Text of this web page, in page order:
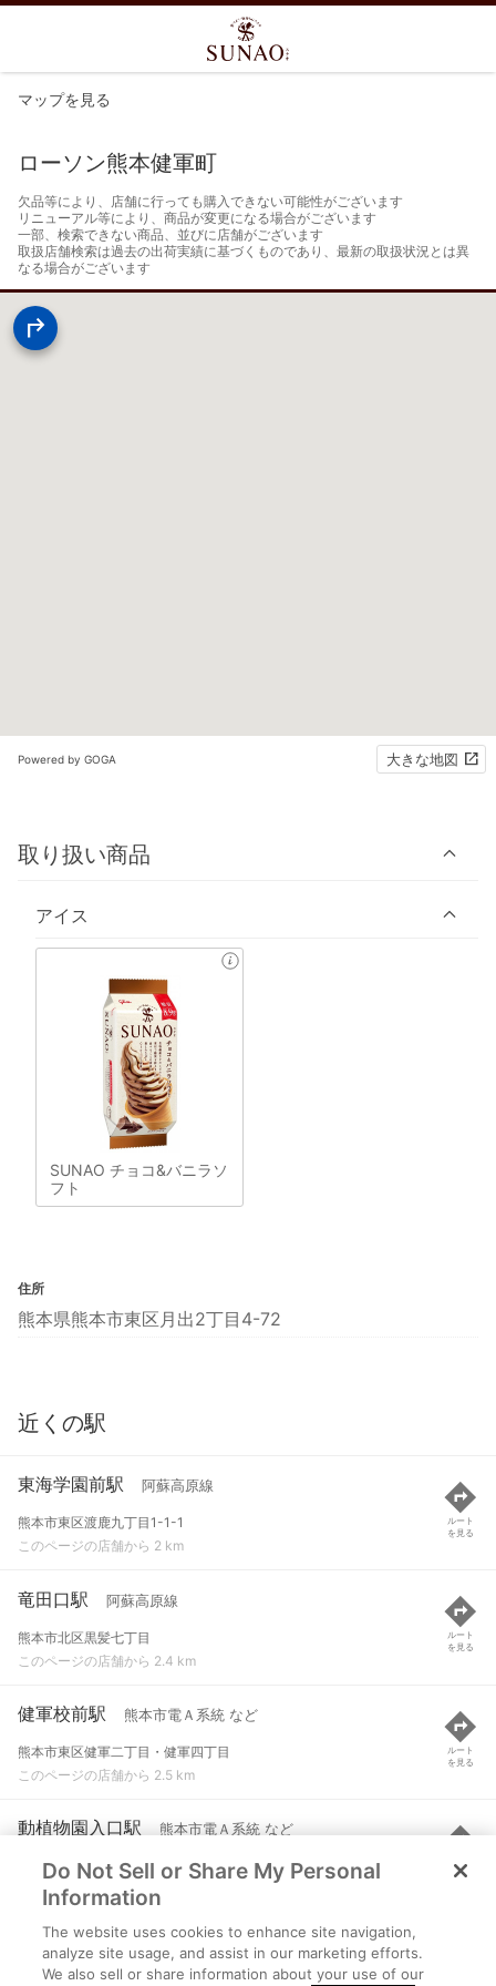
マップを見る
ローソン熊本健軍町
欠品等により、店舗に行っても購入できない可能性がございます
リニューアル等により、商品が変更になる場合がございます
一部、検索できない商品、並びに店舗がございます
取扱店舗検索は過去の出荷実績に基づくものであり、最新の取扱状況とは異
なる場合がございます
Powered by GOGA 大きな地図
取り扱い商品
アイス
SUNAO チョコ&バニラソ
フト
住所
熊本県熊本市東区月出2丁目4-72
近くの駅
東海学園前駅 阿蘇高原線
熊本市東区渡鹿九丁目1-1-1
このページの店舗から 2 km
ルート
を見る
竜田口駅 阿蘇高原線
熊本市北区黒髪七丁目
このページの店舗から 2.4 km
ルート
を見る
健軍校前駅 熊本市電Ａ系統 など
熊本市東区健軍二丁目・健軍四丁目
このページの店舗から 2.5 km
ルート
を見る
動植物園入口駅 熊本市電Ａ系統 など
熊本市東区健軍三丁目・健軍四丁目
このページの店舗から 2.5 km
ルート
を見る
神水交差点駅 熊本市電Ａ系統 など
熊本市中央区神水本町/東区健軍二丁目
Do Not Sell or Share My Personal
Information
The website uses cookies to enhance site navigation,
analyze site usage, and assist in our marketing efforts.
We also sell or share information about your use of our